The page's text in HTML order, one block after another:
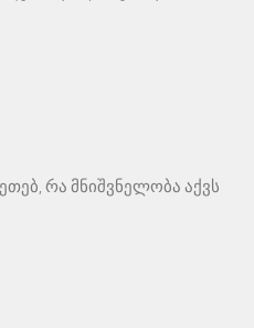
რა მნიშვნელობა აქვს